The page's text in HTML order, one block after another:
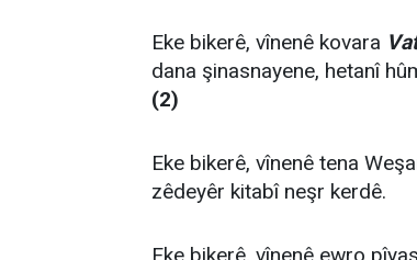
Eke bikerê, vînenê kovara
dana şinasnayene, hetanî
(2)
Eke bikerê, vînenê tena
zêdeyêr kitabî neşr kerdê.